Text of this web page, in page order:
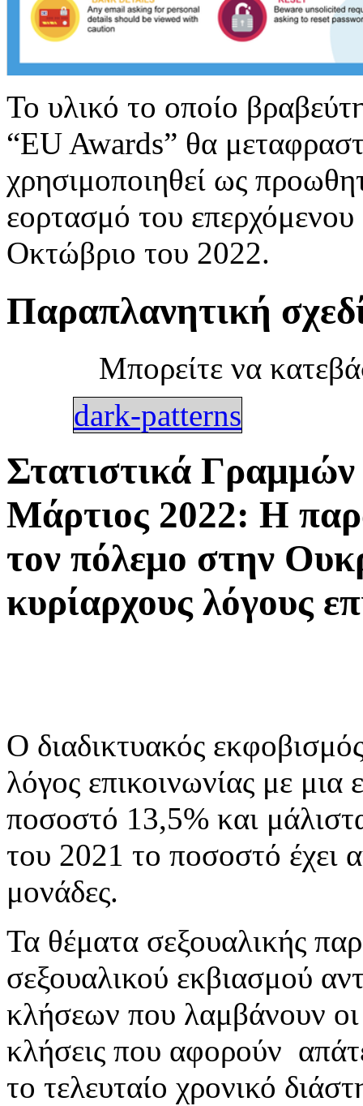
Το υλικό το οποίο
“EU Awards” θα
χρησιμοποιηθεί ως
εορτασμό του
Οκτώβριο του 2022.
Παραπλανητική
Μπορείτε να
dark-patterns
Στατιστικά Γραμμών
Μάρτιος 2022: Η
τον πόλεμο στην
κυρίαρχους λόγους
Ο διαδικτυακός
λόγος επικοινωνίας με
ποσοστό 13,5% και
του 2021 το ποσοστό έχει
μονάδες.
Τα θέματα σεξουαλικής
σεξουαλικού εκβιασμού
κλήσεων που λαμβάνουν
κλήσεις που αφορούν
το τελευταίο χρονικό